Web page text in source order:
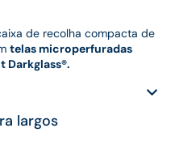
de recolha compacta de
telas microperfuradas
Darkglass®.
largos